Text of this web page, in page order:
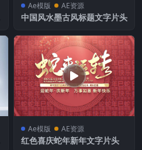
Ae模版 AE资源
中国风水墨古风标题文字片头
Ae模版 AE资源
红色喜庆蛇年新年文字片头